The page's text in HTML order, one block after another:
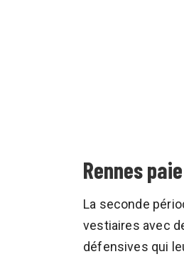
Rennes
La seconde
vestiaires avec
défensives qui